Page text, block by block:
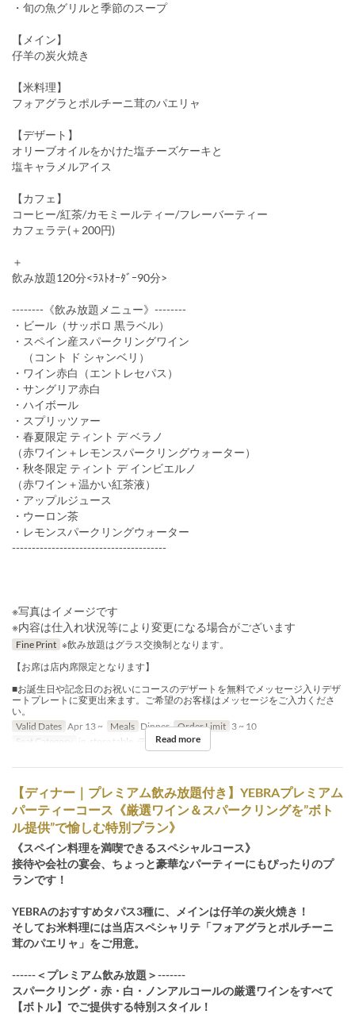
・旬の魚グリルと季節のスープ
【メイン】
仔羊の炭火焼き
【米料理】
フォアグラとポルチーニ茸のパエリャ
【デザート】
オリーブオイルをかけた塩チーズケーキと
塩キャラメルアイス
【カフェ】
コーヒー/紅茶/カモミールティー/フレーバーティー
カフェラテ(＋200円)
＋
飲み放題120分<ﾗｽﾄｵｰﾀﾞｰ90分>
--------《飲み放題メニュー》--------
・ビール（サッポロ 黒ラベル）
・スペイン産スパークリングワイン
（コント ド シャンベリ）
・ワイン赤白（エントレセパス）
・サングリア赤白
・ハイボール
・スプリッツァー
・春夏限定 ティント デ ベラノ
（赤ワイン＋レモンスパークリングウォーター）
・秋冬限定 ティント デ インビエルノ
（赤ワイン＋温かい紅茶液）
・アップルジュース
・ウーロン茶
・レモンスパークリングウォーター
---------------------------------------
※写真はイメージです
※内容は仕入れ状況等により変更になる場合がございます
Fine Print ※飲み放題はグラス交換制となります。
【お席は店内席限定となります】
■お誕生日や記念日のお祝いにコースのデザートを無料でメッセージ入りデザ
ートプレートに変更出来ます。ご希望のお客様はメッセージをご入力くださ
い。
Valid Dates Apr 13 ~ Meals Dinner Order Limit 3 ~ 10
Seat Category
in-store table, テラス（テント）
Read more
【ディナー｜プレミアム飲み放題付き】YEBRAプレミアム
パーティーコース《厳選ワイン＆スパークリングを”ボト
ル提供”で愉しむ特別プラン》
《スペイン料理を満喫できるスペシャルコース》
接待や会社の宴会、ちょっと豪華なパーティーにもぴったりのプ
ランです！
YEBRAのおすすめタパス3種に、メインは仔羊の炭火焼き！
そしてお米料理には当店スペシャリテ「フォアグラとポルチーニ
茸のパエリャ」をご用意。
------＜プレミアム飲み放題＞-------
スパークリング・赤・白・ノンアルコールの厳選ワインをすべて
【ボトル】でご提供する特別スタイル！